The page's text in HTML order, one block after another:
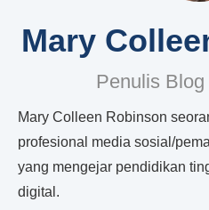
Mary
Penulis
Mary Colleen Robinson
profesional media sosial/
yang mengejar pendidikan
digital.